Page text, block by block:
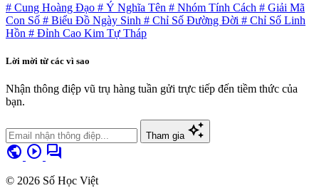
# Cung Hoàng Đạo # Ý Nghĩa Tên # Nhóm Tính Cách # Giải Mã
Con Số # Biểu Đồ Ngày Sinh # Chỉ Số Đường Đời # Chỉ Số Linh
Hồn # Đỉnh Cao Kim Tự Tháp
Lời mời từ các vì sao
Nhận thông điệp vũ trụ hàng tuần gửi trực tiếp đến tiềm thức của
bạn.
Tham gia auto_awesome
public play_circle forum
© 2026 Số Học Việt